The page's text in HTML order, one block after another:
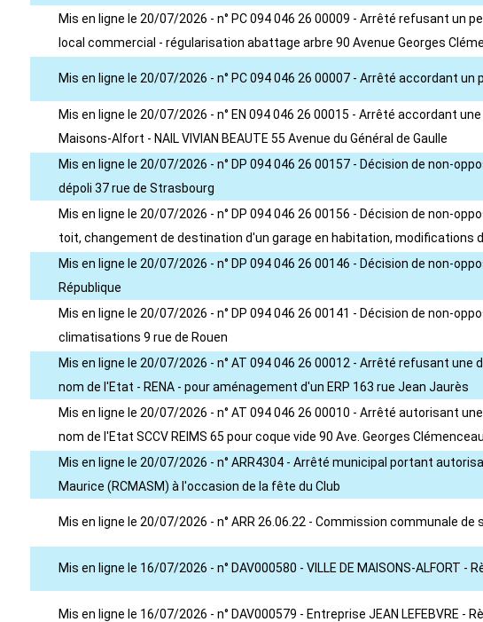
Mis en ligne le 20/07/2026 - n° PC 094 046 26 00009 - Arrêté refusant un
local commercial - régularisation abattage arbre 90 Avenue Georges
Mis en ligne le 20/07/2026 - n° PC 094 046 26 00007 - Arrêté accordant
Mis en ligne le 20/07/2026 - n° EN 094 046 26 00015 - Arrêté accordant
Maisons-Alfort - NAIL VIVIAN BEAUTE 55 Avenue du Général de Gaulle
Mis en ligne le 20/07/2026 - n° DP 094 046 26 00157 - Décision de non-
dépoli 37 rue de Strasbourg
Mis en ligne le 20/07/2026 - n° DP 094 046 26 00156 - Décision de non-
toit, changement de destination d'un garage en habitation, modifications
Mis en ligne le 20/07/2026 - n° DP 094 046 26 00146 - Décision de non-
République
Mis en ligne le 20/07/2026 - n° DP 094 046 26 00141 - Décision de non-
climatisations 9 rue de Rouen
Mis en ligne le 20/07/2026 - n° AT 094 046 26 00012 - Arrêté refusant
nom de l'Etat - RENA - pour aménagement d'un ERP 163 rue Jean Jaurès
Mis en ligne le 20/07/2026 - n° AT 094 046 26 00010 - Arrêté autorisant
nom de l'Etat SCCV REIMS 65 pour coque vide 90 Ave. Georges Clémenceau
Mis en ligne le 20/07/2026 - n° ARR4304 - Arrêté municipal portant
Maurice (RCMASM) à l'occasion de la fête du Club
Mis en ligne le 20/07/2026 - n° ARR 26.06.22 - Commission communale de
Mis en ligne le 16/07/2026 - n° DAV000580 - VILLE DE MAISONS-
Mis en ligne le 16/07/2026 - n° DAV000579 - Entreprise JEAN LEFEBVRE